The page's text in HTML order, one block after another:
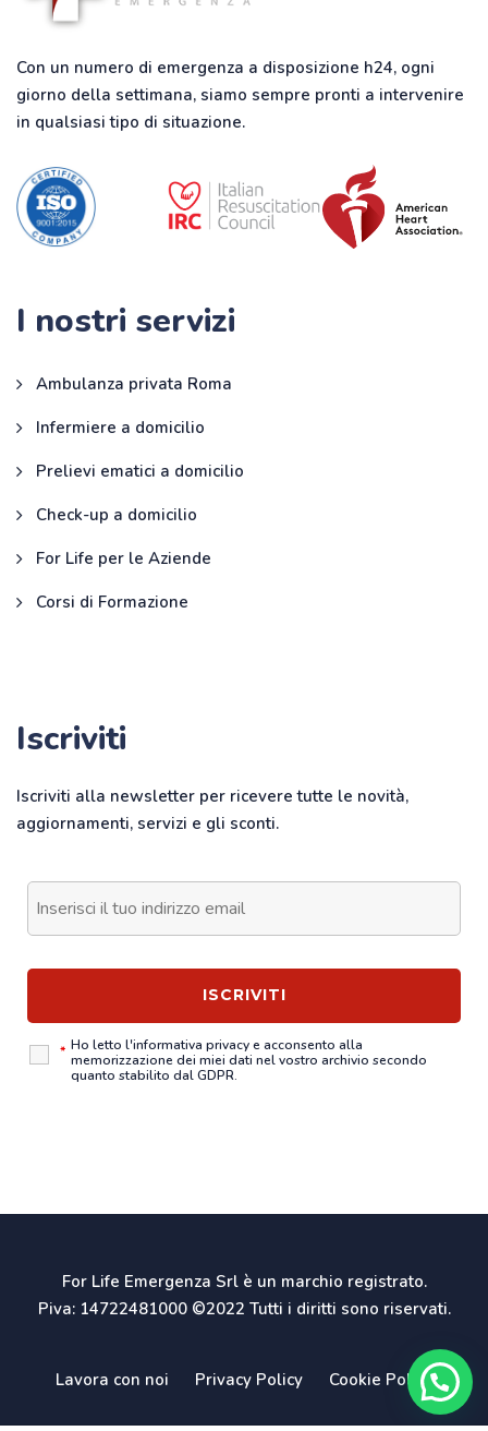
Con un numero di emergenza a disposizione h24, ogni
giorno della settimana, siamo sempre pronti a intervenire
in qualsiasi tipo di situazione.
I nostri servizi
Ambulanza privata Roma
Infermiere a domicilio
Prelievi ematici a domicilio
Check-up a domicilio
For Life per le Aziende
Corsi di Formazione
Iscriviti
Iscriviti alla newsletter per ricevere tutte le novità,
aggiornamenti, servizi e gli sconti.
* Ho letto l'informativa privacye acconsento alla
memorizzazione dei miei dati nel vostro archivio secondo
quanto stabilito dal GDPR.
For Life Emergenza Srl è un marchio registrato.
Piva: 14722481000 ©2022 Tutti i diritti sono riservati.
Lavora con noi Privacy Policy Cookie Policy